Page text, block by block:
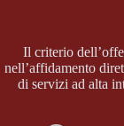
Il criterio
nell’affidamento
di servizi ad alta